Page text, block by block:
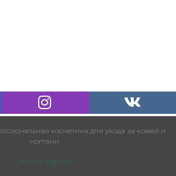
косметика для ухода за кожей и
ногтями
Ferrum Agency